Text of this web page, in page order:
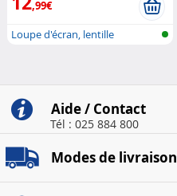
,99€
Loupe d'écran, lentille
Aide / Contact
Tél : 025 884 800
Modes de livraison